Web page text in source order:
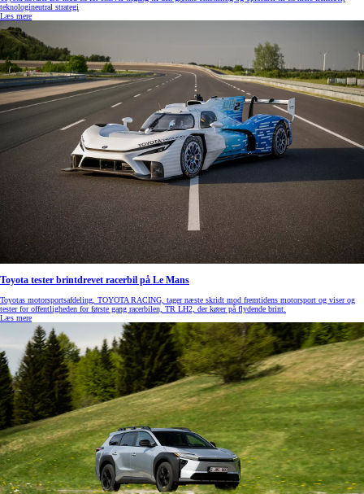
teknologineutral strategi
Læs mere
Toyota tester brintdrevet racerbil på Le Mans
Toyotas motorsportsafdeling, TOYOTA RACING, tager næste skridt mod fremtidens motorsport og viser og
tester for offentligheden for første gang racerbilen, TR LH2, der kører på flydende brint.
Læs mere